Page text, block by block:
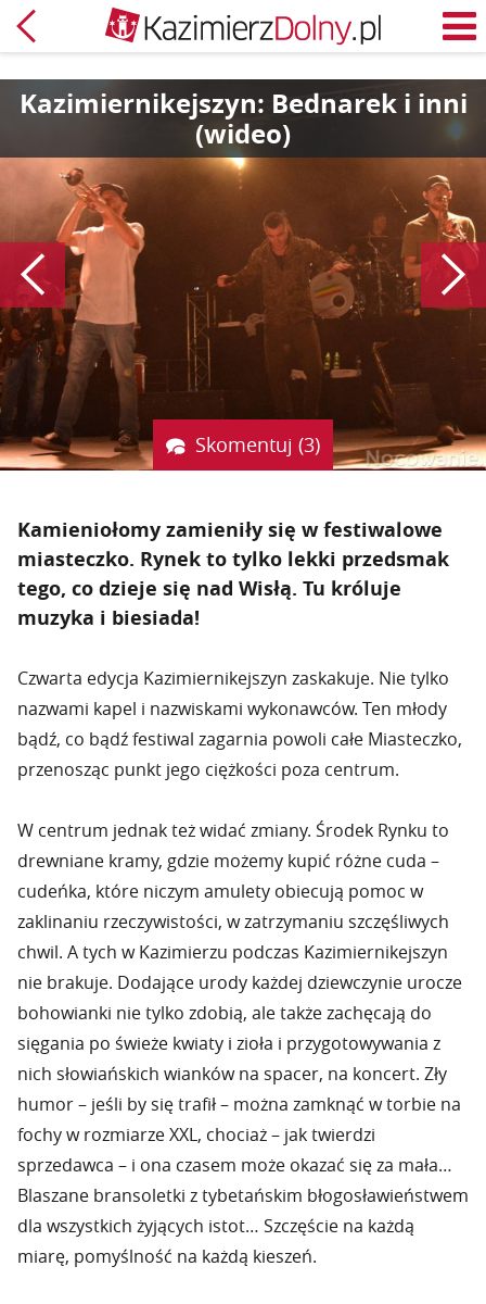
Powrót
Kazimiernikejszyn: Bednarek i inni
(wideo)
Poprzedni
Skomentuj (3)
Kamieniołomy zamieniły się w festiwalowe
miasteczko. Rynek to tylko lekki przedsmak
tego, co dzieje się nad Wisłą. Tu króluje
muzyka i biesiada!
Czwarta edycja Kazimiernikejszyn zaskakuje. Nie tylko
nazwami kapel i nazwiskami wykonawców. Ten młody
bądź, co bądź festiwal zagarnia powoli całe Miasteczko,
przenosząc punkt jego ciężkości poza centrum.
W centrum jednak też widać zmiany. Środek Rynku to
drewniane kramy, gdzie możemy kupić różne cuda –
cudeńka, które niczym amulety obiecują pomoc w
zaklinaniu rzeczywistości, w zatrzymaniu szczęśliwych
chwil. A tych w Kazimierzu podczas Kazimiernikejszyn
nie brakuje. Dodające urody każdej dziewczynie urocze
bohowianki nie tylko zdobią, ale także zachęcają do
sięgania po świeże kwiaty i zioła i przygotowywania z
nich słowiańskich wianków na spacer, na koncert. Zły
humor – jeśli by się trafił – można zamknąć w torbie na
fochy w rozmiarze XXL, chociaż – jak twierdzi
sprzedawca – i ona czasem może okazać się za mała…
Blaszane bransoletki z tybetańskim błogosławieństwem
dla wszystkich żyjących istot… Szczęście na każdą
miarę, pomyślność na każdą kieszeń.